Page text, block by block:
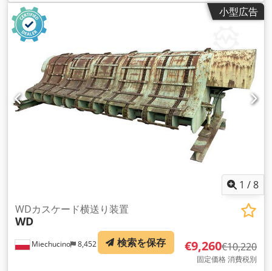
小型広告
1 /8
Miechucino 8,452 km
WDカスケード横送り装置
WD
€9,260€10,220
固定価格 消費税別
検索を保存